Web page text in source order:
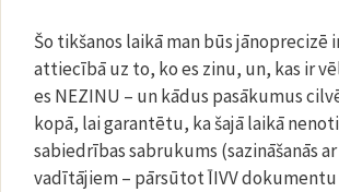
Šo tikšanos laikā man būs jānoprecizē
attiecībā uz to, ko es zinu, un, kas ir
es NEZINU – un kādus pasākumus
kopā, lai garantētu, ka šajā laikā
sabiedrības sabrukums (sazināšanās
vadītājiem – pārsūtot ĪIVV